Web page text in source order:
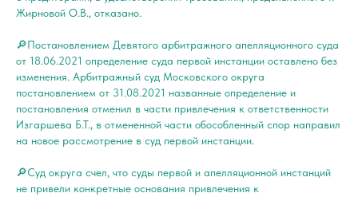
Жирновой О.В., отказано.
🔎Постановлением Девятого арбитражного апелляционного суда
от 18.06.2021 определение суда первой инстанции оставлено без
изменения. Арбитражный суд Московского округа
постановлением от 31.08.2021 названные определение и
постановления отменил в части привлечения к ответственности
Изгаршева Б.Т., в отмененной части обособленный спор направил
на новое рассмотрение в суд первой инстанции.
🔎Суд округа счел, что суды первой и апелляционной инстанций
не привели конкретные основания привлечения к